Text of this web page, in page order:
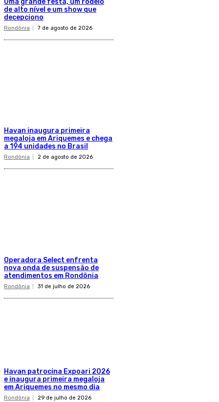
de alto nível e um show que
decepciono
Rondônia 7 de agosto de 2026
Havan inaugura primeira
megaloja em Ariquemes e chega
a 194 unidades no Brasil
Rondônia 2 de agosto de 2026
Operadora Select enfrenta
nova onda de suspensão de
atendimentos em Rondônia
Rondônia 31 de julho de 2026
Havan patrocina Expoari 2026
e inaugura primeira megaloja
em Ariquemes no mesmo dia
Rondônia 29 de julho de 2026